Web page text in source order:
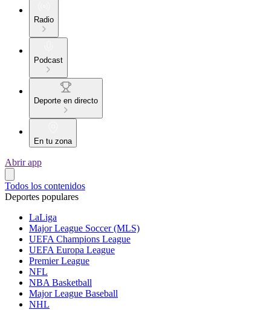
Radio
Podcast
Deporte en directo
En tu zona
Abrir app
Todos los contenidos
Deportes populares
LaLiga
Major League Soccer (MLS)
UEFA Champions League
UEFA Europa League
Premier League
NFL
NBA Basketball
Major League Baseball
NHL